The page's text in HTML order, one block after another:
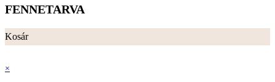
FENNETARVA
Kosár
×